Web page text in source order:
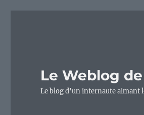
Le Weblog
Le blog d'un internaute aimant